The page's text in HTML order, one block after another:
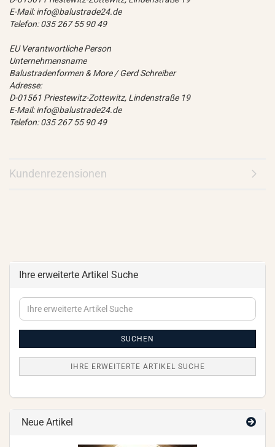
E-Mail: info@balustrade24.de
Telefon: 035 267 55 90 49
EU Verantwortliche Person
Unternehmensname
Balustradenformen & More / Gerd Schreiber
Adresse:
D-01561 Priestewitz-Zottewitz, Lindenstraße 19
E-Mail: info@balustrade24.de
Telefon: 035 267 55 90 49
Kundenrezensionen
Ihre erweiterte Artikel Suche
Ihre
erweiterte
SUCHEN
IHRE ERWEITERTE ARTIKEL SUCHE
Neue Artikel